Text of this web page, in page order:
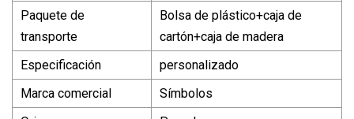
Paquete de
transporte
Bolsa de plástico+caja de
cartón+caja de madera
Especificación
personalizado
Marca comercial
Símbolos